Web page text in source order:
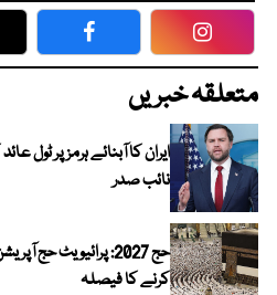
Facebook
متعلقہ خبریں
ایران کا آبنائے ہرمز پر ٹول
نائب صدر
حج 2027: پرائیویٹ حج
کرنے کا فیصلہ